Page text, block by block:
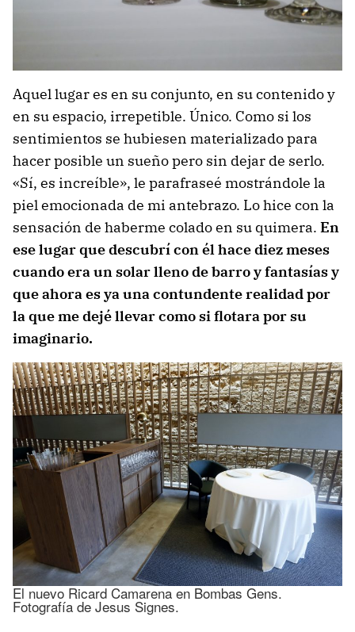
Aquel lugar es en su conjunto, en su contenido y
en su espacio, irrepetible. Único. Como si los
sentimientos se hubiesen materializado para
hacer posible un sueño pero sin dejar de serlo.
«Sí, es increíble», le parafraseé mostrándole la
piel emocionada de mi antebrazo. Lo hice con la
sensación de haberme colado en su quimera. En
ese lugar que descubrí con él hace diez meses
cuando era un solar lleno de barro y fantasías y
que ahora es ya una contundente realidad por
la que me dejé llevar como si flotara por su
imaginario.
El nuevo Ricard Camarena en Bombas Gens.
Fotografía de Jesus Signes.